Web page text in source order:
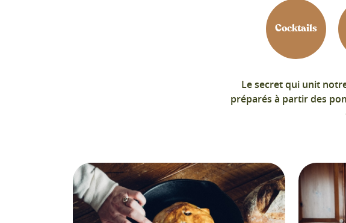
Cocktails
Le secret qui unit
préparés à partir des